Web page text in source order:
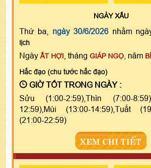
NGÀYXẤU
Thứ ba, ngày 30/6/2026 nhằm
lịch
Ngày ẤT HỢI , tháng GIÁP NGỌ , năm
Hắc đạo (chu tước hắc đạo)
GIỜ TỐT TRONG NGÀY :
Sửu (1:00-2:59),Thìn (7:00-
12:59),Mùi (13:00-14:59),Tuất
(21:00-22:59)
XEM CHI TIẾT